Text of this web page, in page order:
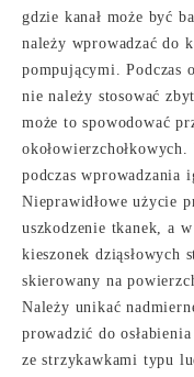
gdzie kanał może być
należy wprowadzać do
pompującymi. Podczas
nie należy stosować
może to spowodować
podczas wprowadzania
Nieprawidłowe użycie
uszkodzenie tkanek, a
kieszonek dziąsłowych
skierowany na
Należy unikać
prowadzić do
ze strzykawkami typu